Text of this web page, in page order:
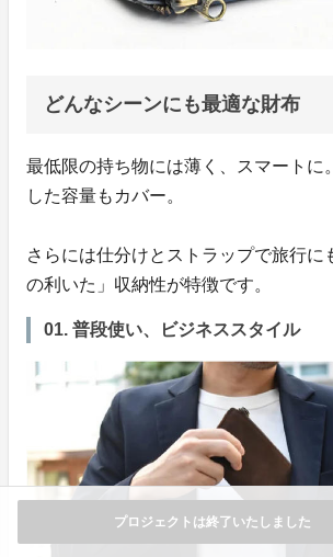
プロジェクトは終了いたしました
どんなシーンにも最適な財布
最低限の持ち物には薄く、スマートに
した容量もカバー。
さらには仕分けとストラップで旅行に
の利いた」収納性が特徴です。
01. 普段使い、ビジネススタイル